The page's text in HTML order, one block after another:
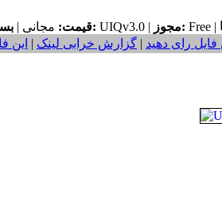
قیمت: مجانی | بستر های نرم افزاری مورد نیاز: UIQv3.0 | مجوز: Free |
فایل رای دهید | گزارش خرابی لینک | این